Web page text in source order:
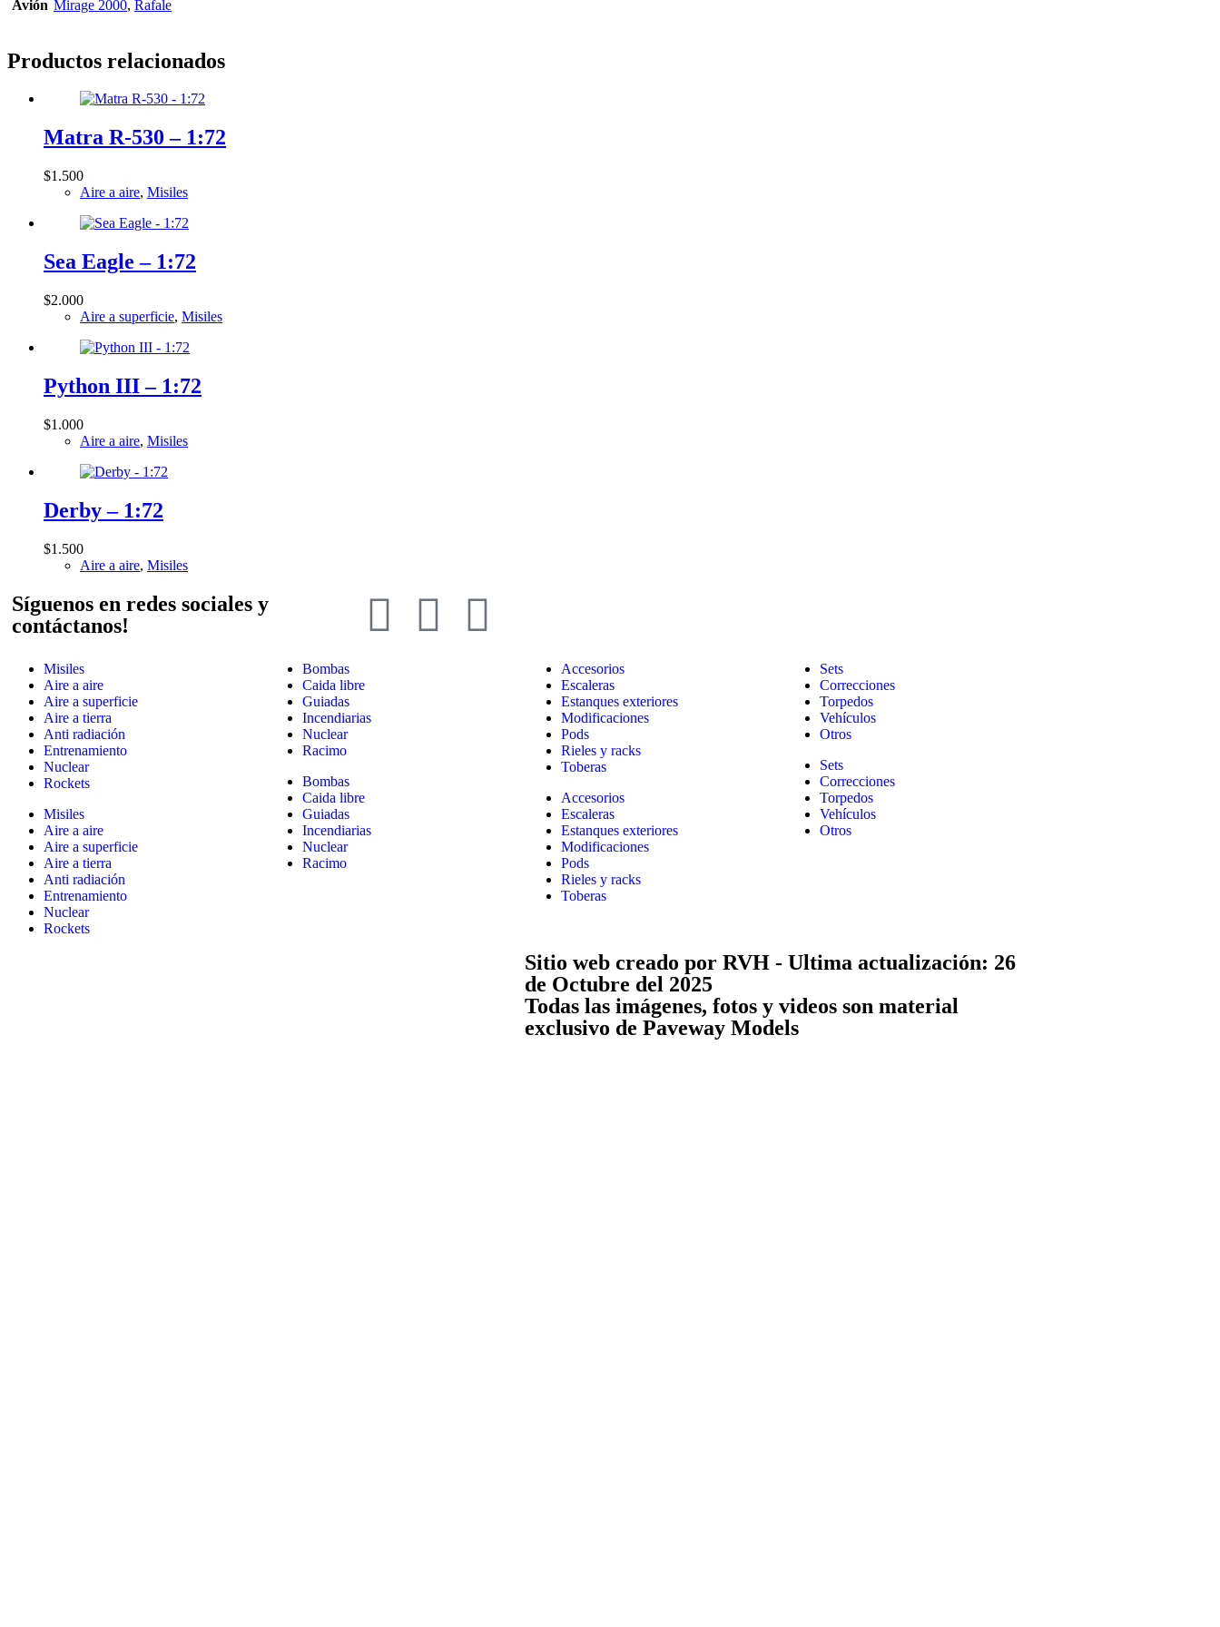
Avión Mirage 2000, Rafale
Productos relacionados
Matra R-530 – 1:72
$1.500
Aire a aire, Misiles
Sea Eagle – 1:72
$2.000
Aire a superficie, Misiles
Python III – 1:72
$1.000
Aire a aire, Misiles
Derby – 1:72
$1.500
Aire a aire, Misiles
Síguenos en redes sociales y
contáctanos!
Misiles
Aire a aire
Aire a superficie
Aire a tierra
Anti radiación
Entrenamiento
Nuclear
Rockets
Misiles
Aire a aire
Aire a superficie
Aire a tierra
Anti radiación
Entrenamiento
Nuclear
Rockets
Bombas
Caida libre
Guiadas
Incendiarias
Nuclear
Racimo
Bombas
Caida libre
Guiadas
Incendiarias
Nuclear
Racimo
Accesorios
Escaleras
Estanques exteriores
Modificaciones
Pods
Rieles y racks
Toberas
Accesorios
Escaleras
Estanques exteriores
Modificaciones
Pods
Rieles y racks
Toberas
Sets
Correcciones
Torpedos
Vehículos
Otros
Sets
Correcciones
Torpedos
Vehículos
Otros
Sitio web creado por RVH - Ultima actualización: 26
de Octubre del 2025
Todas las imágenes, fotos y videos son material
exclusivo de Paveway Models